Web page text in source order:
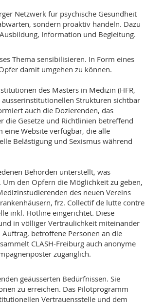
Netzwerk für psychische Gesundheit
sondern proaktiv handeln. Dazu
Information und Begleitung.
Thema sensibilisieren. In Form eines
damit umgehen zu können.
des Masters in Medizin (HFR,
Strukturen sichtbar
auch die Dozierenden, das
die Gesetze und Richtlinien betreffend
eine Website verfügbar, die alle
Belästigung und Sexismus während
Behörden unterstellt, was
den Opfern die Möglichkeit zu geben,
des neuen Vereins
frz. Collectif de lutte contre
inkl. Hotline eingerichtet. Diese
in völliger Vertraulichkeit miteinander
betroffene Personen an die
CLASH-Freiburg auch anonyme
zugänglich.
geäusserten Bedürfnissen. Sie
zu erreichen. Das Pilotprogramm
Vertrauensstelle und dem